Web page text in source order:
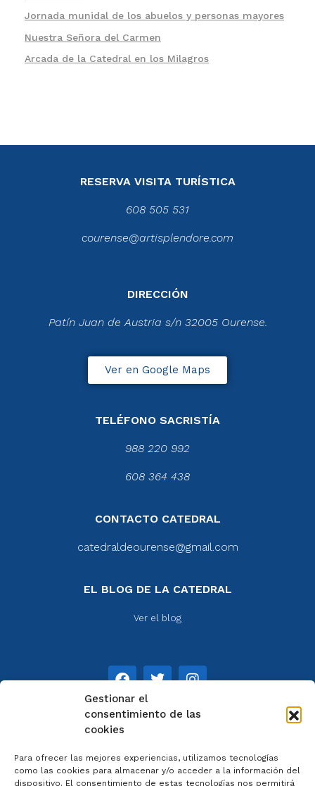
Gestionar el
consentimiento de las
cookies
Para ofrecer las mejores experiencias, utilizamos tecnologías
como las cookies para almacenar y/o acceder a la información del
dispositivo. El consentimiento de estas tecnologías nos permitirá
Jornada munidal de los abuelos y personas mayores
Nuestra Señora del Carmen
Arcada de la Catedral en los Milagros
RESERVA VISITA TURÍSTICA
608 505 531
courense@artisplendore.com
DIRECCIÓN
Patín Juan de Austria s/n 32005 Ourense.
Ver en Google Maps
TELÉFONO SACRISTÍA
988 220 992
608 364 438
CONTACTO CATEDRAL
catedraldeourense@gmail.com
EL BLOG DE LA CATEDRAL
Ver el blog
Aviso legal